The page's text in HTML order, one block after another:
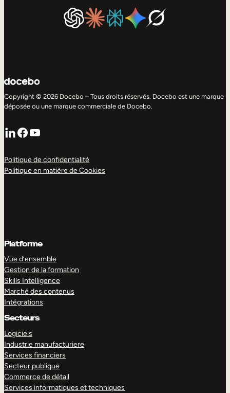
Copyright © 2026 Docebo – Tous droits réservés. Docebo est une marque
déposée ou une marque commerciale de Docebo.
LinkedIn
Facebook
YouTube
Politique de confidentialité
Politique en matière de Cookies
Platforme
Vue d’ensemble
Gestion de la formation
Skills Intelligence
Marché des contenus
Intégrations
Secteurs
Logiciels
Industrie manufacturiere
Services financiers
Secteur publique
Commerce de détail
Services informatiques et techniques